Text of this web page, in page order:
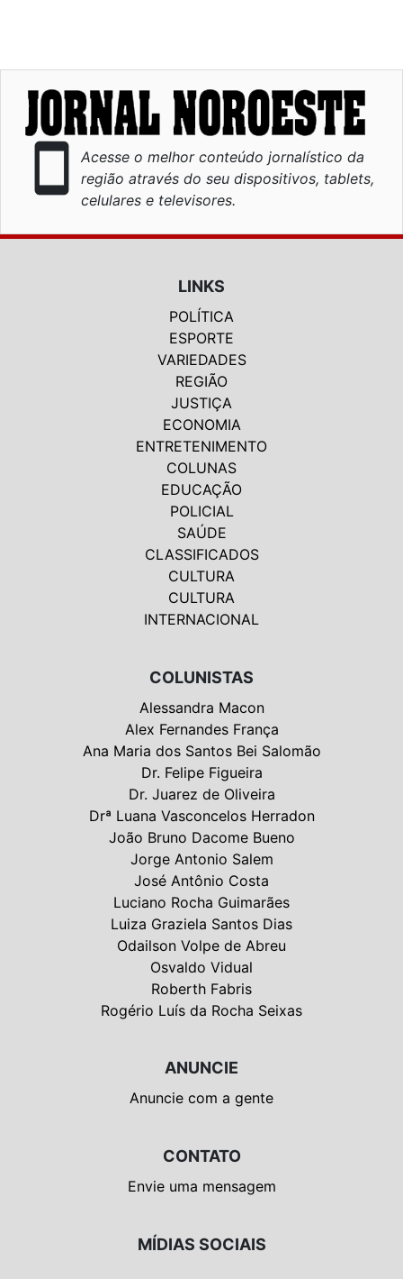
smartphone
Acesse o melhor conteúdo jornalístico da
região através do seu dispositivos, tablets,
celulares e televisores.
LINKS
POLÍTICA
ESPORTE
VARIEDADES
REGIÃO
JUSTIÇA
ECONOMIA
ENTRETENIMENTO
COLUNAS
EDUCAÇÃO
POLICIAL
SAÚDE
CLASSIFICADOS
CULTURA
CULTURA
INTERNACIONAL
COLUNISTAS
Alessandra Macon
Alex Fernandes França
Ana Maria dos Santos Bei Salomão
Dr. Felipe Figueira
Dr. Juarez de Oliveira
Drª Luana Vasconcelos Herradon
João Bruno Dacome Bueno
Jorge Antonio Salem
José Antônio Costa
Luciano Rocha Guimarães
Luiza Graziela Santos Dias
Odailson Volpe de Abreu
Osvaldo Vidual
Roberth Fabris
Rogério Luís da Rocha Seixas
ANUNCIE
Anuncie com a gente
CONTATO
Envie uma mensagem
MÍDIAS SOCIAIS